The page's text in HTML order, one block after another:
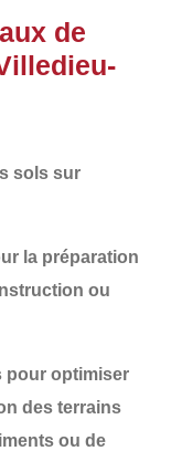
de
sols sur
la préparation
ou
pour optimiser
des terrains
ou de